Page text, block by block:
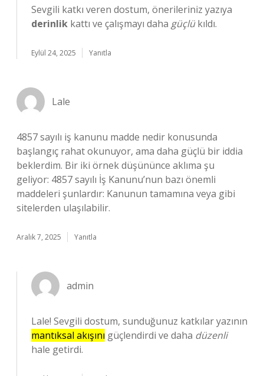
Sevgili katkı veren dostum, önerileriniz yazıya
derinlik kattı ve çalışmayı daha güçlükıldı.
Eylül 24, 2025 Yanıtla
Lale
4857 sayılı iş kanunu madde nedir konusunda
başlangıç rahat okunuyor, ama daha güçlü bir iddia
beklerdim. Bir iki örnek düşününce aklıma şu
geliyor: 4857 sayılı İş Kanunu’nun bazı önemli
maddeleri şunlardır: Kanunun tamamına veya gibi
sitelerden ulaşılabilir.
Aralık 7, 2025 Yanıtla
admin
Lale! Sevgili dostum, sunduğunuz katkılar yazının
mantıksal akışını güçlendirdi ve daha düzenli
hale getirdi.